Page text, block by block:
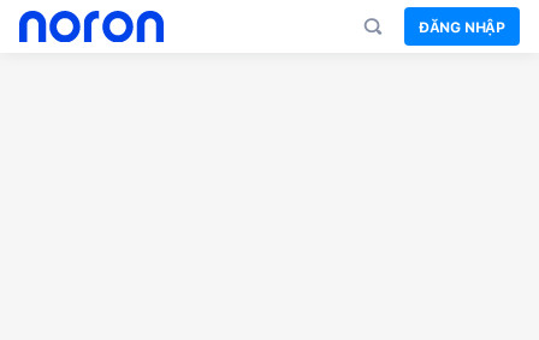
ĐĂNG NHẬP